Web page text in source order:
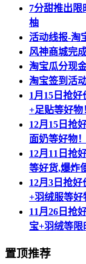
7分甜推出限
柚
活动线报-淘
风神商城完
淘宝瓜分现
淘宝签到活
1月15日抢
+足贴等好物
12月15日抢
面奶等好物
12月11日抢
等好货,爆炸
12月3日抢
+羽绒服等好
11月26日抢
宝+羽绒等限
置顶推荐